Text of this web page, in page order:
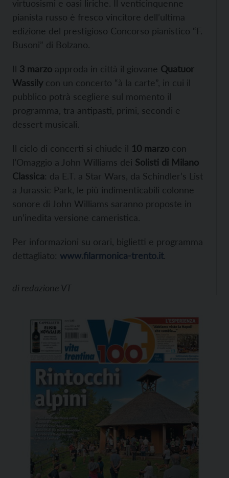
virtuosismi e oasi liriche. Il venticinquenne
pianista russo è fresco vincitore dell’ultima
edizione del prestigioso Concorso pianistico “F.
Busoni” di Bolzano.
Il 3 marzo approda in città il giovane Quatuor
Wassily con un concerto “à la carte”, in cui il
pubblico potrà scegliere sul momento il
programma, tra antipasti, primi, secondi e
dessert musicali.
Il ciclo di concerti si chiude il 10 marzo con
l’Omaggio a John Williams dei Solisti di Milano
Classica: da E.T. a Star Wars, da Schindler’s List
a Jurassic Park, le più indimenticabili colonne
sonore di John Williams saranno proposte in
un’inedita versione cameristica.
Per informazioni su orari, biglietti e programma
dettagliato: www.filarmonica-trento.it.
di redazione VT